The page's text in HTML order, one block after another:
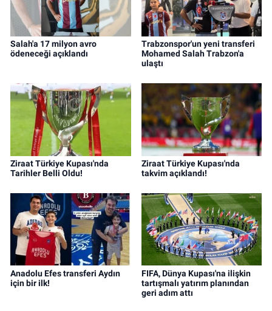
Salah'a 17 milyon avro
ödeneceği açıklandı
Trabzonspor'un yeni transferi
Mohamed Salah Trabzon'a
ulaştı
Ziraat Türkiye Kupası'nda
Tarihler Belli Oldu!
Ziraat Türkiye Kupası'nda
takvim açıklandı!
Anadolu Efes transferi Aydın
için bir ilk!
FIFA, Dünya Kupası'na ilişkin
tartışmalı yatırım planından
geri adım attı